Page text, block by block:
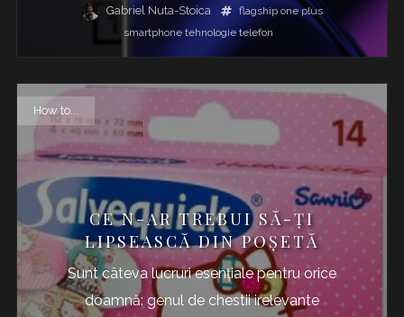
Gabriel Nuta-Stoica flagship one plus
smartphone tehnologie telefon
How to...
CE N-AR TREBUI SĂ-ȚI
LIPSEASCĂ DIN POȘETĂ
Sunt câteva lucruri esențiale pentru orice
doamnă: genul de chestii irelevante